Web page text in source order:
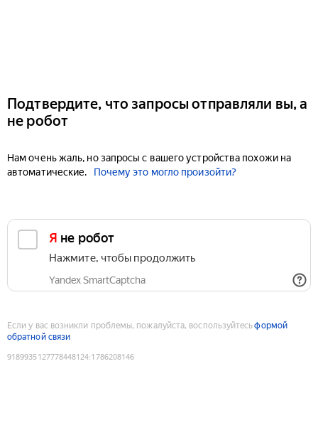
Подтвердите, что запросы отправляли вы, а
не робот
Нам очень жаль, но запросы с вашего устройства похожи на
автоматические.
Почему это могло произойти?
Я не робот
Нажмите, чтобы продолжить
Yandex SmartCaptcha
Если у вас возникли проблемы, пожалуйста, воспользуйтесьформой
обратной связи
9189935127778448124:1786208146